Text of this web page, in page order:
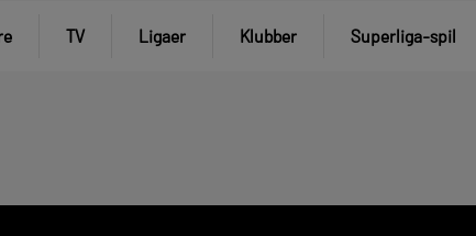
TV Ligaer Klubber Superliga-spil